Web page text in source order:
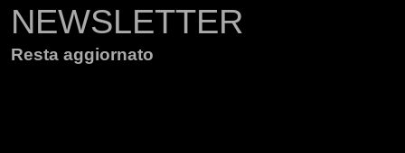
NEWSLETTER
Resta aggiornato